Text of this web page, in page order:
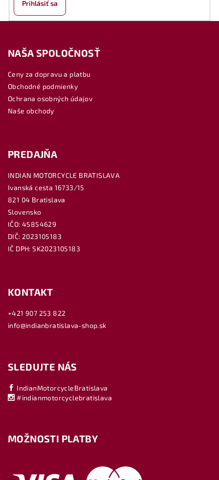
Prihlásiť sa
NAŠA SPOLOČNOSŤ
Ceny za dopravu a platbu
Obchodné podmienky
Ochrana osobných údajov
Naše obchody
PREDAJŇA
INDIAN MOTORCYCLE BRATISLAVA
Ivanská cesta 16733/15
821 04 Bratislava
Slovensko
IČO: 45854629
DIČ: 2023105183
IČ DPH: SK2023105183
KONTAKT
+421 907 253 822
info@indianbratislava-shop.sk
SLEDUJTE NÁS
IndianMotorcycleBratislava
#indianmotorcyclebratislava
MOŽNOSTI PLATBY